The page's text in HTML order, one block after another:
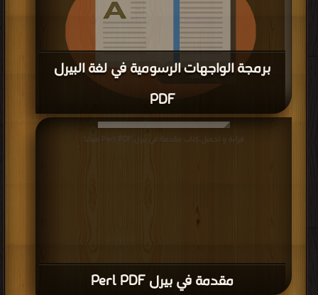
برمجة الواجهات الرسومية في لغة البيرل
PDF
قراءة و تحميل كتاب برمجة الواجهات الرسومية في لغة البيرل PDF مجانا
مقدمة في بيرل Perl PDF
قراءة و تحميل كتاب مقدمة في بيرل Perl PDF مجانا